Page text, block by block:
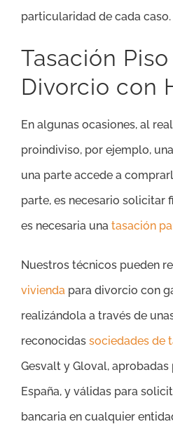
particularidad de cada caso.
Tasación
Divorcio con
En algunas ocasiones, al
proindiviso, por ejemplo,
una parte accede a
parte, es necesario solicitar
es necesaria una tasación
Nuestros técnicos pueden
vivienda para divorcio con
realizándola a través de
reconocidas sociedades de
Gesvalt y Gloval,
España, y válidas para
bancaria en cualquier